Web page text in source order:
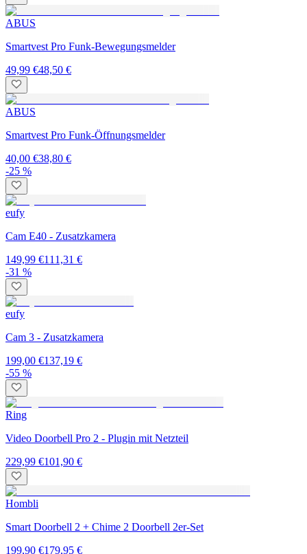
ABUS
Smartvest Pro Funk-Bewegungsmelder
49,99 €48,50 €
ABUS
Smartvest Pro Funk-Öffnungsmelder
40,00 €38,80 €
-25 %
eufy
Cam E40 - Zusatzkamera
149,99 €111,31 €
-31 %
eufy
Cam 3 - Zusatzkamera
199,00 €137,19 €
-55 %
Ring
Video Doorbell Pro 2 - Plugin mit Netzteil
229,99 €101,90 €
Hombli
Smart Doorbell 2 + Chime 2 Doorbell 2er-Set
199,90 €179,95 €